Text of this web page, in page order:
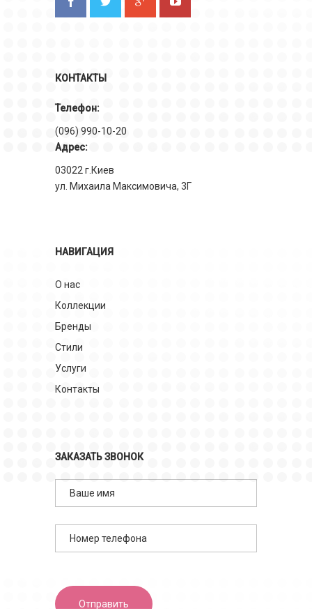
КОНТАКТЫ
Телефон:
(096) 990-10-20
Адрес:
03022 г.Киев
ул. Михаила Максимовича, 3Г
НАВИГАЦИЯ
О нас
Коллекции
Бренды
Стили
Услуги
Контакты
ЗАКАЗАТЬ ЗВОНОК